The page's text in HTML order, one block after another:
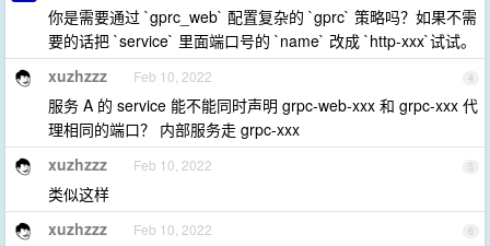
你是需要通过 `gprc_web` 配置复杂的 `gprc` 策略吗？如果不需
要的话把 `service` 里面端口号的 `name` 改成 `http-xxx`试试。
4
xuzhzzz Feb 10, 2022
服务 A 的 service 能不能同时声明 grpc-web-xxx 和 grpc-xxx 代
理相同的端口？ 内部服务走 grpc-xxx
5
xuzhzzz Feb 10, 2022
类似这样
6
xuzhzzz Feb 10, 2022